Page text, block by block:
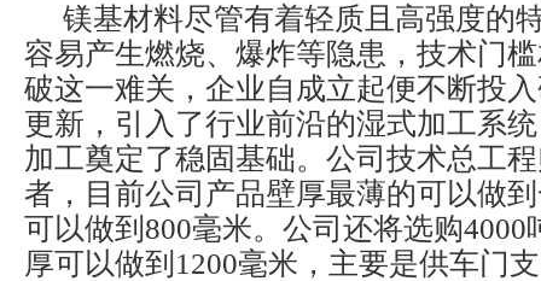
镁基材料尽管有着轻质且高强度的
容易产生燃烧、爆炸等隐患，技术门
破这一难关，企业自成立起便不断投
更新，引入了行业前沿的湿式加工系
加工奠定了稳固基础。公司技术总工
者，目前公司产品壁厚最薄的可以做
可以做到800毫米。公司还将选购4000
厚可以做到1200毫米，主要是供车门